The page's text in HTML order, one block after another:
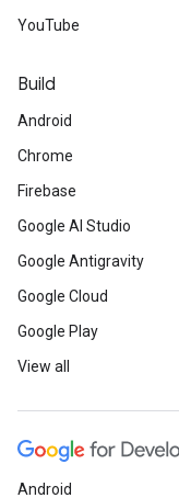
YouTube
Build
Android
Chrome
Firebase
Google AI Studio
Google Antigravity
Google Cloud
Google Play
View all
Android